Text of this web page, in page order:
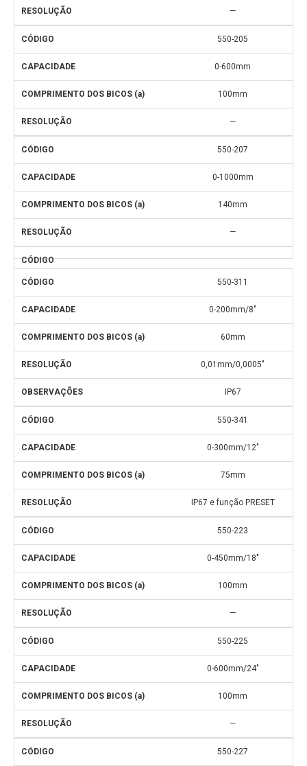
—
550-205
0-600mm
100mm
—
550-207
0-1000mm
140mm
—
550-311
0-200mm/8″
60mm
0,01mm/0,0005″
IP67
550-341
0-300mm/12″
75mm
IP67 e função PRESET
550-223
0-450mm/18″
100mm
—
550-225
0-600mm/24″
100mm
—
550-227